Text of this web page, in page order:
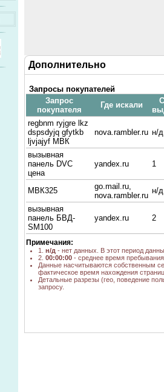
Дополнительно
Запросы покупателей
Запрос
покупателя
Где искали
regbnm ryjgre lkz
dspsdyjq gfytkb
ljvjajyf МВК
nova.rambler.ru н/д
вызывная
панель DVC
цена
yandex.ru 1
МВК325
go.mail.ru,
nova.rambler.ru
н/д
вызывная
панель БВД-
SM100
yandex.ru 2
Примечания:
1. н/д - нет данных. В этот период
2. 00:00:00 - среднее время
Данные насчитываются собственным
фактическое время нахождения
Детальные разрезы (гео, поведение
запросу.